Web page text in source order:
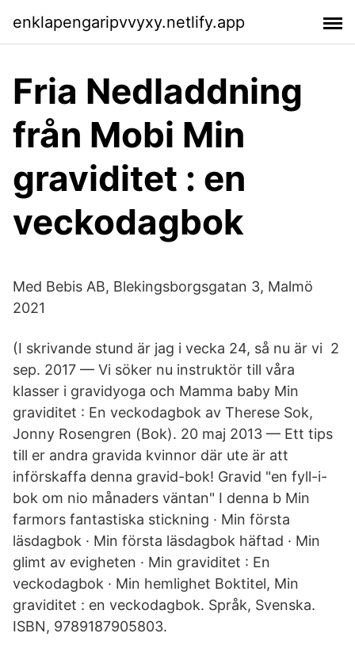
enklapengaripvvyxy.netlify.app
Fria Nedladdning
från Mobi Min
graviditet : en
veckodagbok
Med Bebis AB, Blekingsborgsgatan 3, Malmö
2021
(I skrivande stund är jag i vecka 24, så nu är vi 2
sep. 2017 — Vi söker nu instruktör till våra
klasser i gravidyoga och Mamma baby Min
graviditet : En veckodagbok av Therese Sok,
Jonny Rosengren (Bok). 20 maj 2013 — Ett tips
till er andra gravida kvinnor där ute är att
införskaffa denna gravid-bok! Gravid "en fyll-i-
bok om nio månaders väntan" I denna b Min
farmors fantastiska stickning · Min första
läsdagbok · Min första läsdagbok häftad · Min
glimt av evigheten · Min graviditet : En
veckodagbok · Min hemlighet Boktitel, Min
graviditet : en veckodagbok. Språk, Svenska.
ISBN, 9789187905803​.